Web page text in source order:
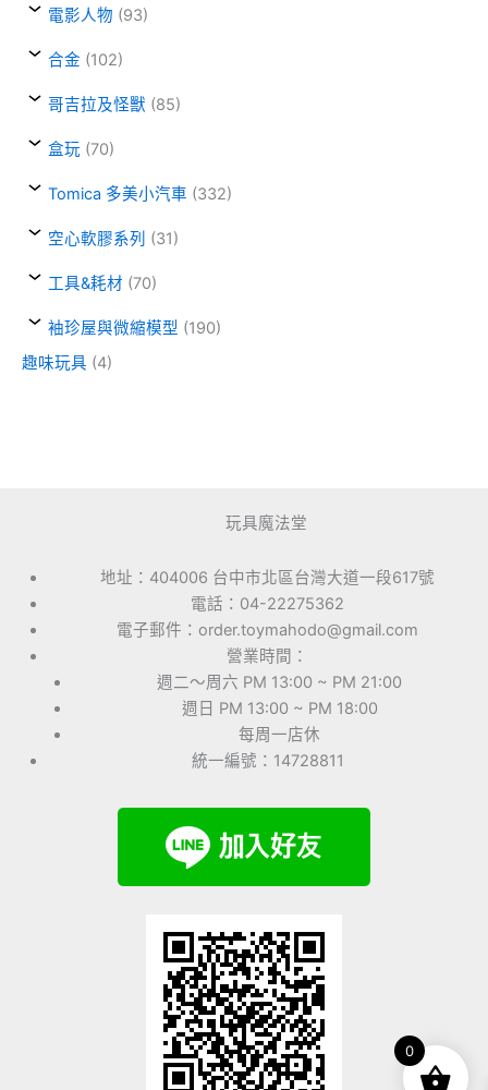
電影人物 (93)
合金 (102)
哥吉拉及怪獸 (85)
盒玩 (70)
Tomica 多美小汽車 (332)
空心軟膠系列 (31)
工具&耗材 (70)
袖珍屋與微縮模型 (190)
趣味玩具 (4)
玩具魔法堂
地址：404006 台中市北區台灣大道一段617號
電話：04-22275362
電子郵件：order.toymahodo@gmail.com
營業時間：
週二～周六 PM 13:00 ~ PM 21:00
週日 PM 13:00 ~ PM 18:00
每周一店休
統一編號：14728811
0